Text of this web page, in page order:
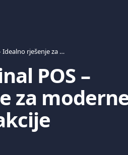
Viva.com Terminal POS – Idealno rješenje za moderne i sigurne transakcije
POS –
za